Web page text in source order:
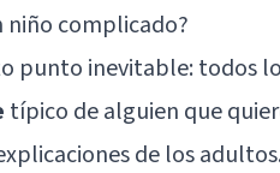
niño complicado?
punto inevitable: todos
típico de alguien que
de los